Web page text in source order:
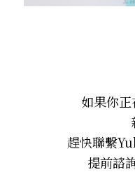
如果你
趕快聯繫
提前諮